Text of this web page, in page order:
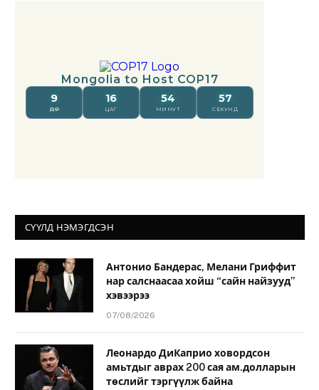
СҮҮЛД НЭМЭГДСЭН
Антонио Бандерас, Мелани Гриффит
нар салснаасаа хойш “сайн найзууд”
хэвээрээ
07/08/2026
Леонардо ДиКаприо ховордсон
амьтдыг аврах 200 сая ам.долларын
төслийг тэргүүлж байна